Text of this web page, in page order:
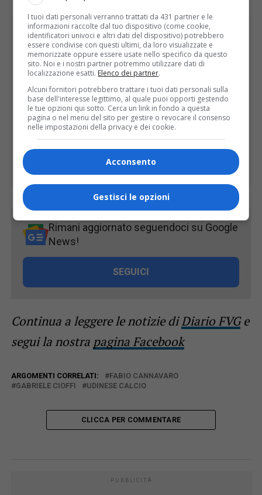
Rimani aggiornato seguendoci su Google
News!
SEGUICI
Continua a leggere le notizie diDiario FVGe
segui la nostra pagina Facebook
ARGOMENTI CORRELATI:
FABIO CANNAVARO
GABRIELE CIOFFI
UDINESE CALCIO
CLICCA PER COMMENTARE
PUBBLICITÀ
I tuoi dati personali verranno trattati da 431 partner e le
informazioni raccolte dal tuo dispositivo (come cookie,
identificatori univoci e altri dati del dispositivo) potrebbero
essere condivise con questi ultimi, da loro visualizzate e
memorizzate oppure essere usate nello specifico da questo
sito. Noi e i nostri partner potremmo utilizzare dati di
localizzazione esatti. Elenco dei partner.
Alcuni fornitori potrebbero trattare i tuoi dati personali sulla
base dell'interesse legittimo, al quale puoi opporti gestendo
le tue opzioni qui sotto. Cerca un link in fondo a questa
pagina o nel menu del sito per gestire o revocare il consenso
nelle impostazioni della privacy e dei cookie.
Acconsento
Gestisci le opzioni